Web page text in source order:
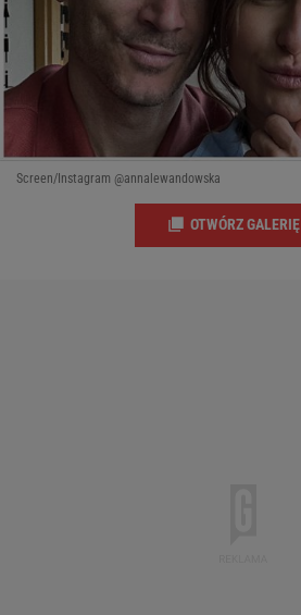
Screen/Instagram @annalewandowska
OTWÓRZ GALERIĘ